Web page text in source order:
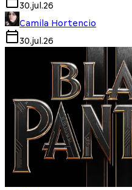
30.jul.26
Camila Hortencio
30.jul.26